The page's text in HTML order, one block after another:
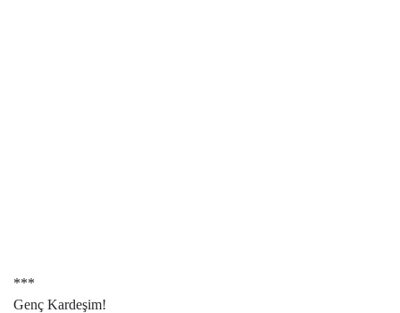
***
Genç Kardeşim!